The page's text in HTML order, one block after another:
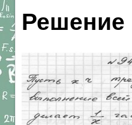
Решение